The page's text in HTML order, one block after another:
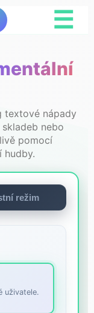
☰
textové nápady
nebo
pomocí
hudby.
režim
uživatele.